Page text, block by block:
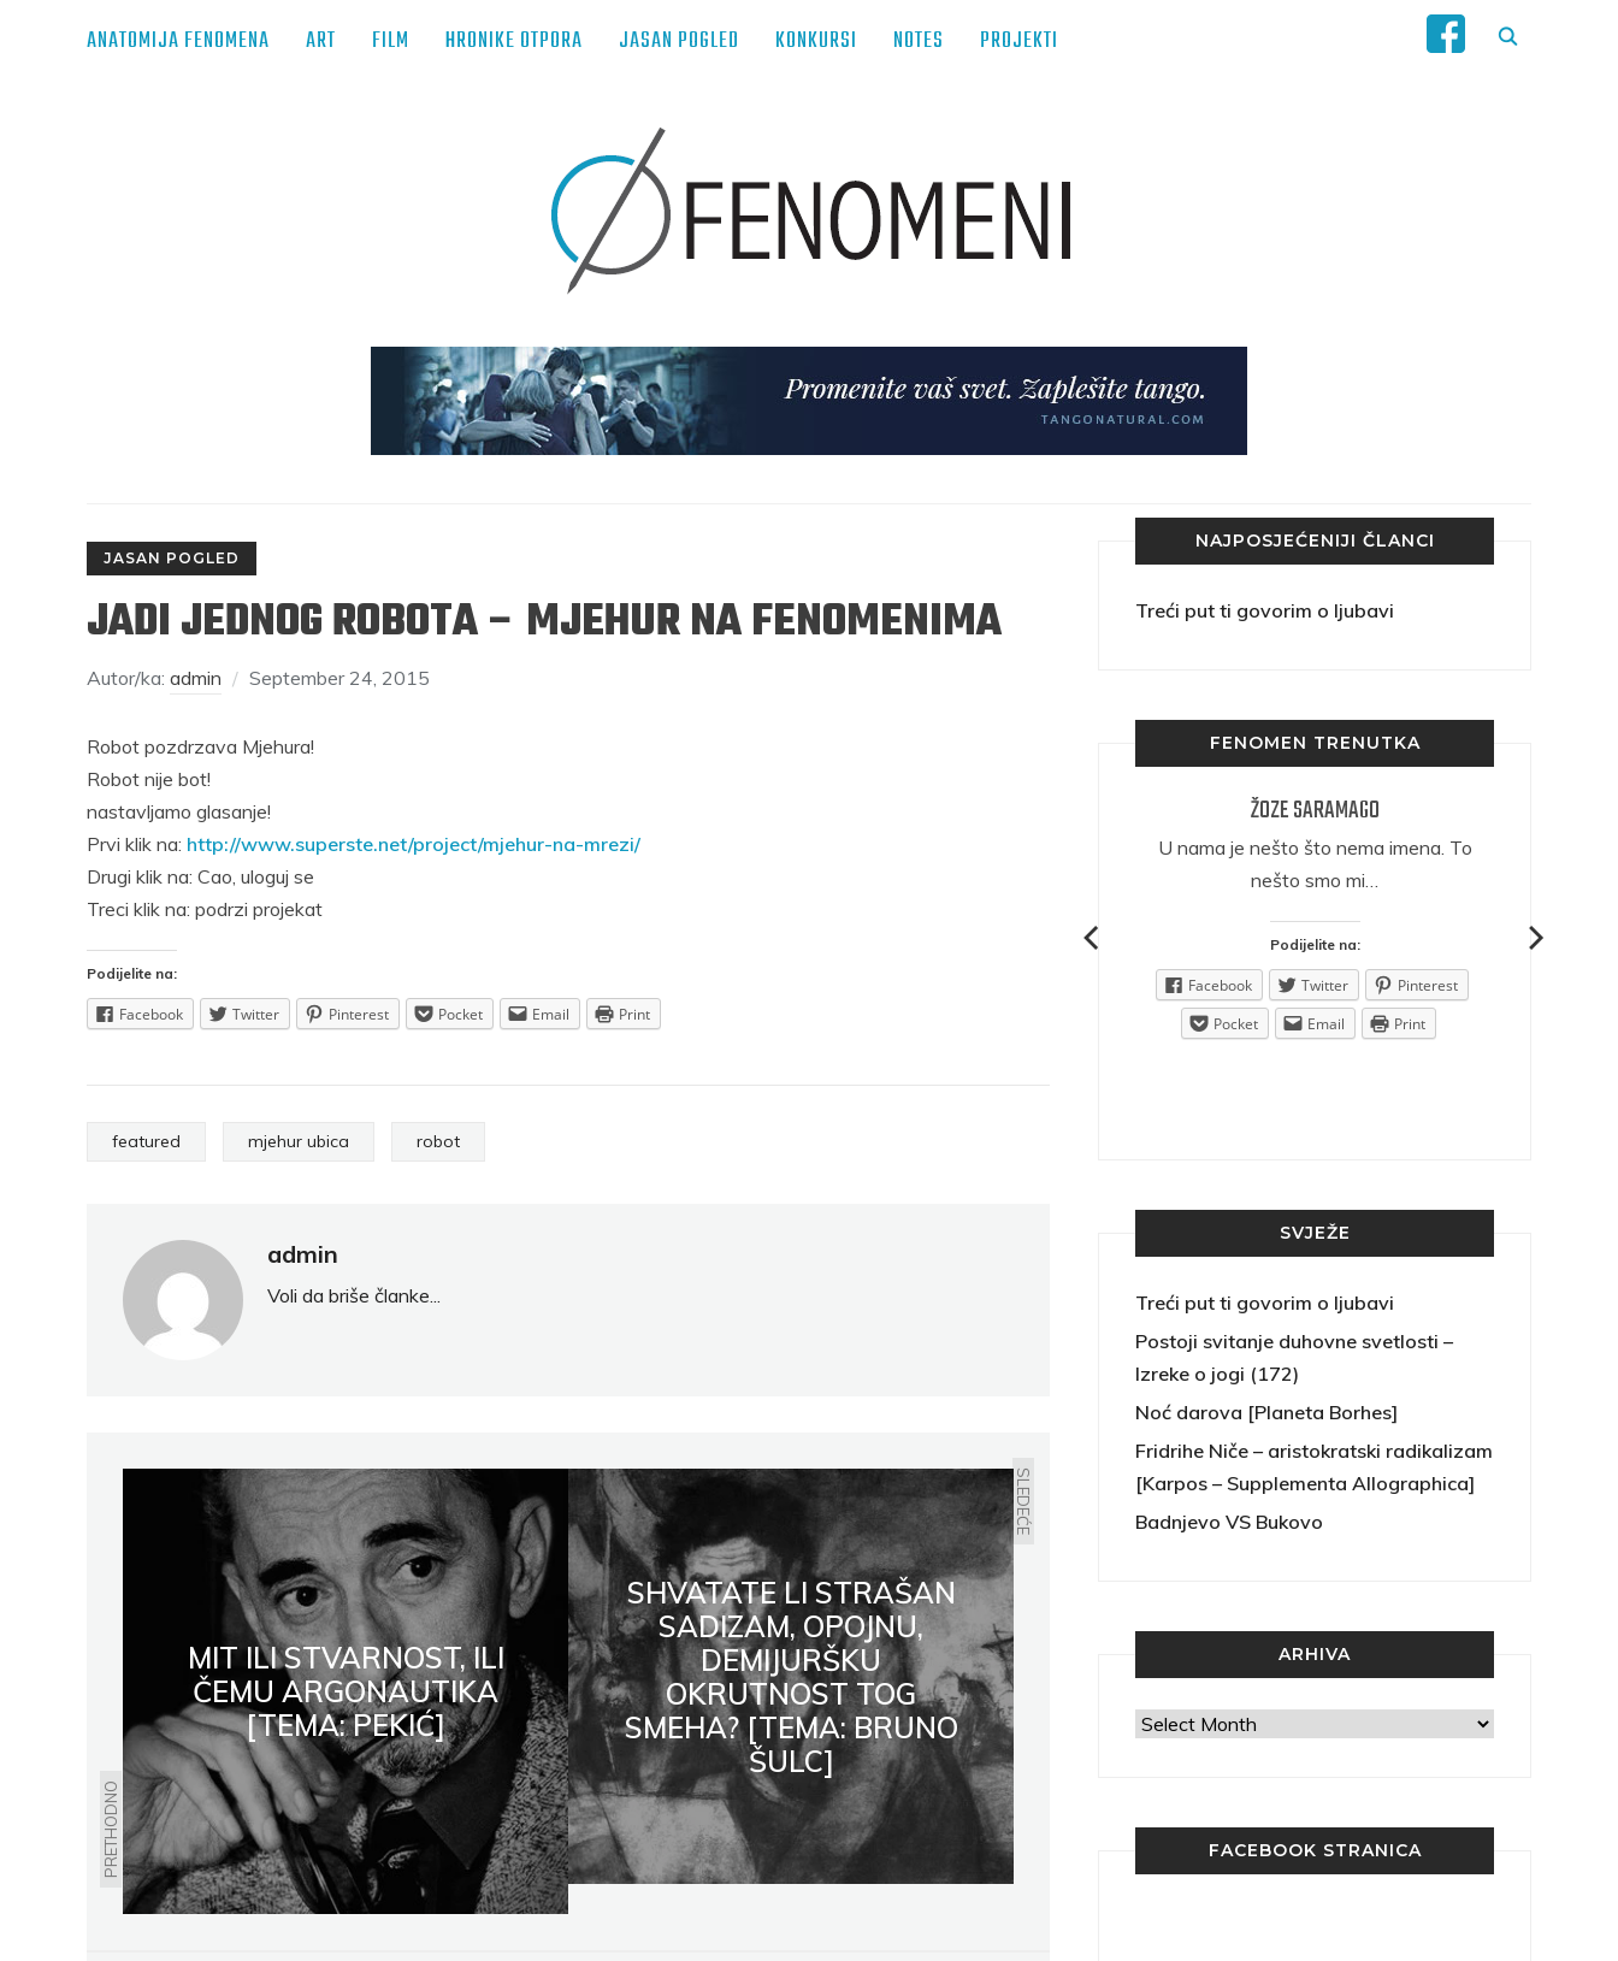
ANATOMIJA FENOMENA ART FILM HRONIKE OTPORA JASAN POGLED KONKURSI NOTES PROJEKTI
JASAN POGLED
JADI JEDNOG ROBOTA – MJEHUR NA FENOMENIMA
Autor/ka: admin September 24, 2015
Robot pozdrzava Mjehura!
Robot nije bot!
nastavljamo glasanje!
Prvi klik na: http://www.superste.net/project/mjehur-na-mrezi/
Drugi klik na: Cao, uloguj se
Treci klik na: podrzi projekat
Podijelite na:
Facebook Twitter Pinterest Pocket Email Print
featured mjehur ubica robot
admin
Voli da briše članke...
PRETHODNO
MIT ILI STVARNOST, ILI
ČEMU ARGONAUTIKA
[TEMA: PEKIĆ]
SLEDEĆE
SHVATATE LI STRAŠAN
SADIZAM, OPOJNU,
DEMIJURŠKU
OKRUTNOST TOG
SMEHA? [TEMA: BRUNO
ŠULC]
NAJPOSJEĆENIJI ČLANCI
Treći put ti govorim o ljubavi
FENOMEN TRENUTKA
ŽOZE SARAMAGO
U nama je nešto što nema imena. To
nešto smo mi…
Podijelite na:
Facebook Twitter
Pinterest
Pocket
Email Print
RAJKO GRLIĆ
Nema na Balkanu lakoće, čak ni one
nepodnošljive, Balkanu više pristaje
naslov “Nepodnošljiva težina postojanja”
Facebook Twitter
Pinterest
Mi smo se navikli na življenje pod
Podijelite na:
SVJEŽE
Treći put ti govorim o ljubavi
Postoji svitanje duhovne svetlosti –
Izreke o jogi (172)
Noć darova [Planeta Borhes]
Fridrihe Niče – aristokratski radikalizam
[Karpos – Supplementa Allographica]
Badnjevo VS Bukovo
ARHIVA
Arhiva
FACEBOOK STRANICA